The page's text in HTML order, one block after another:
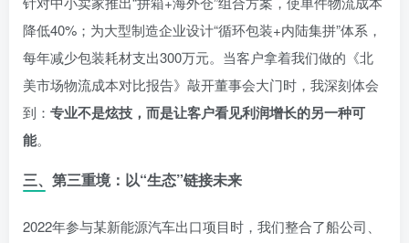
降低40%；为大型制造企业设计“循环包装+内陆集拼”体系，
每年减少包装耗材支出300万元。当客户拿着我们做的《北
美市场物流成本对比报告》敲开董事会大门时，我深刻体会
到： 专业不是炫技，而是让客户看见利润增长的另一种可
能。
三、第三重境：以“生态”链接未来
2022年参与某新能源汽车出口项目时，我们整合了船公司、